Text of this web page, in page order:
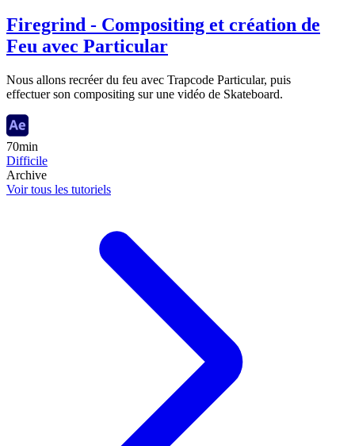
Firegrind - Compositing et création de
Feu avec Particular
Nous allons recréer du feu avec Trapcode Particular, puis
effectuer son compositing sur une vidéo de Skateboard.
70min
Difficile
Archive
Voir tous les tutoriels